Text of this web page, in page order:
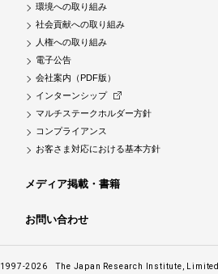
環境への取り組み
社会貢献への取り組み
人権への取り組み
電子公告
会社案内（PDF版）
インターンシップ
マルチステークホルダー方針
コンプライアンス
お客さま対応における基本方針
メディア掲載・書籍
お問い合わせ
2026 The Japan Research Institute, Limited